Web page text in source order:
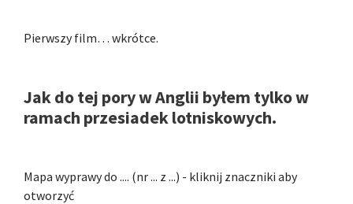
Pierwszy film… wkrótce.
Jak do tej pory w Anglii byłem tylko w
ramach przesiadek lotniskowych.
Mapa wyprawy do .... (nr ... z ...) - kliknij znaczniki aby
otworzyć